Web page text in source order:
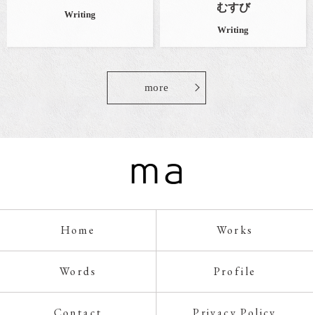
Writing
むすび
Writing
more
Home Works
Words Profile